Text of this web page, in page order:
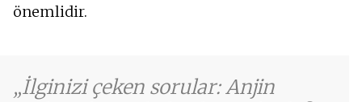
önemlidir.
İlginizi çeken sorular: Anjin